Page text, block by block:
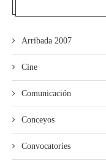
Arribada 2007
Cine
Comunicación
Conceyos
Convocatories